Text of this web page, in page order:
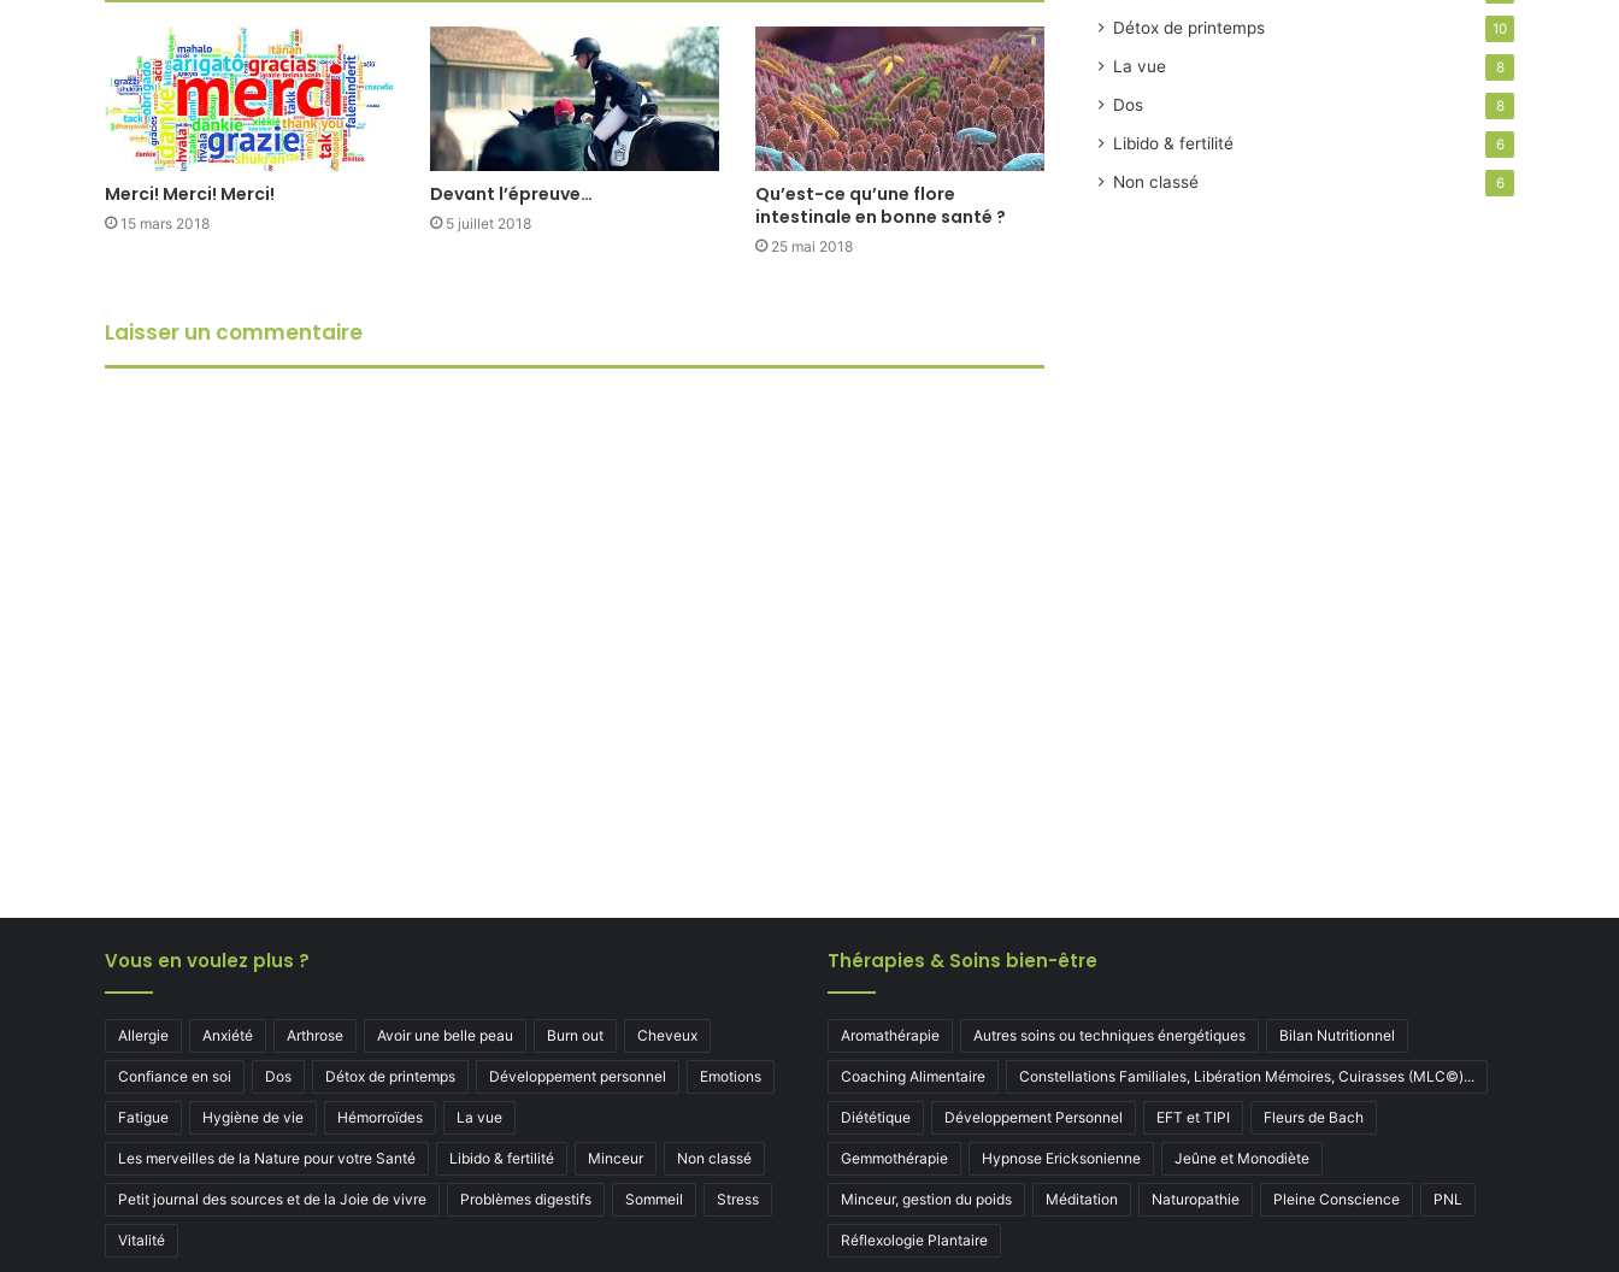
Merci! Merci! Merci!
15 mars 2018
Devant l’épreuve…
5 juillet 2018
Qu’est-ce qu’une flore
intestinale en bonne santé ?
25 mai 2018
Laisser un commentaire
Détox de printemps 10
La vue 8
Dos 8
Libido & fertilité 6
Non classé 6
Vous en voulez plus ?
Allergie Anxiété Arthrose Avoir une belle peau Burn out Cheveux
Confiance en soi Dos Détox de printemps Développement personnel Emotions
Fatigue Hygiène de vie Hémorroïdes La vue
Les merveilles de la Nature pour votre Santé Libido & fertilité Minceur Non classé
Petit journal des sources et de la Joie de vivre Problèmes digestifs Sommeil Stress
Vitalité
Thérapies & Soins bien-être
Aromathérapie Autres soins ou techniques énergétiques Bilan Nutritionnel
Coaching Alimentaire Constellations Familiales, Libération Mémoires, Cuirasses (MLC©)...
Diététique Développement Personnel EFT et TIPI Fleurs de Bach
Gemmothérapie Hypnose Ericksonienne Jeûne et Monodiète
Minceur, gestion du poids Méditation Naturopathie Pleine Conscience PNL
Réflexologie Plantaire